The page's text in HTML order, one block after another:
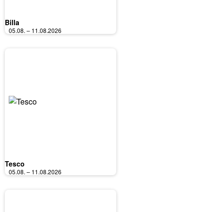
Billa
05.08. – 11.08.2026
Tesco
05.08. – 11.08.2026